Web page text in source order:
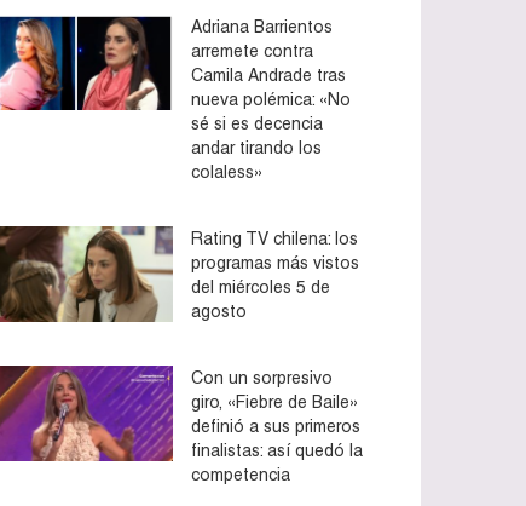
Adriana Barrientos
arremete contra
Camila Andrade tras
nueva polémica: «No
sé si es decencia
andar tirando los
colaless»
Rating TV chilena: los
programas más vistos
del miércoles 5 de
agosto
Con un sorpresivo
giro, «Fiebre de Baile»
definió a sus primeros
finalistas: así quedó la
competencia